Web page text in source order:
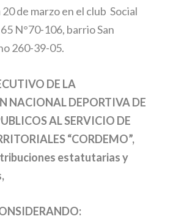
de marzo en el club Social
N°70-106, barrio San
260-39-05.
DE LA
NACIONAL DEPORTIVA DE
AL SERVICIO DE
“CORDEMO”,
estatutarias y